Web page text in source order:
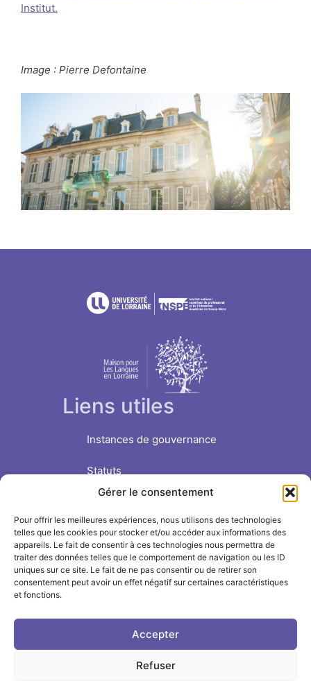
Gérer le consentement
Pour offrir les meilleures expériences, nous utilisons des technologies
telles que les cookies pour stocker et/ou accéder aux informations des
appareils. Le fait de consentir à ces technologies nous permettra de
traiter des données telles que le comportement de navigation ou les ID
uniques sur ce site. Le fait de ne pas consentir ou de retirer son
consentement peut avoir un effet négatif sur certaines caractéristiques
et fonctions.
Accepter
Refuser
Institut.
Image : Pierre Defontaine
Liens utiles
Instances de gouvernance
Statuts
Nous soutenir
Suivre l'INSPÉ sur
LinkedIn
Instagram